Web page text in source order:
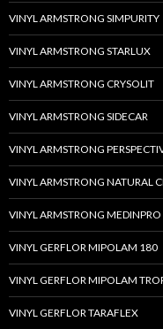
VINYL ARMSTRONG SIMPURITY
VINYL ARMSTRONG STARLUX
VINYL ARMSTRONG CRYSOLIT
VINYL ARMSTRONG SIDECAR
VINYL ARMSTRONG
VINYL ARMSTRONG NATURAL
VINYL ARMSTRONG MEDINPRO
VINYL GERFLOR MIPOLAM 180
VINYL GERFLOR MIPOLAM
VINYL GERFLOR TARAFLEX